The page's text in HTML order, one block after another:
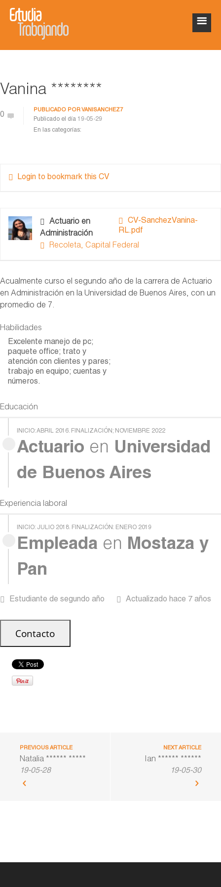
Vanina ********
0
PUBLICADO PORVANISANCHEZ7
Publicado el día 19-05-29
En las categorías:
Login to bookmark this CV
CV-SanchezVanina-
RL.pdf
Actuario en
Administración
Recoleta, Capital Federal
Acualmente curso el segundo año de la carrera de Actuario
en Administración en la Universidad de Buenos Aires, con un
promedio de 7.
Habilidades
Excelente manejo de pc;
paquete office; trato y
atención con clientes y pares;
trabajo en equipo; cuentas y
números.
Educación
INICIO: ABRIL 2016. FINALIZACIÓN; NOVIEMBRE 2022
Actuario en Universidad
de Buenos Aires
Experiencia laboral
INICIO: JULIO 2018. FINALIZACIÓN: ENERO 2019
Empleada en Mostaza y
Pan
Estudiante de segundo año Actualizado hace 7 años
PREVIOUS ARTICLE
Natalia ****** *****
19-05-28
NEXT ARTICLE
Ian ****** ******
19-05-30